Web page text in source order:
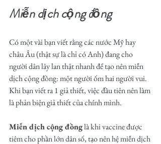
Miễn dịch cộng đồng
Có một vài bạn viết rằng các nước Mỹ hay
châu Âu (thật sự là chỉ có Anh) đang cho
người dân lây lan thật nhanh để tạo nên miễn
dịch cộng đồng: một người ốm hai người vui.
Khi bạn viết ra 1 giả thiết, việc đầu tiên nên làm
là phản biện giả thiết của chính mình.
Miễn dịch cộng đồng là khi vaccine được
tiêm cho phần lớn dân số, tạo nên hệ miễn dịch